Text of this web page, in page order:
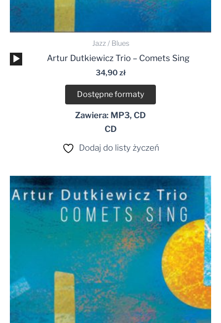
Jazz / Blues
Odtwarzacz
plików
Artur Dutkiewicz Trio – Comets Sing
34,90 zł
Dostępne formaty
Zawiera: MP3, CD
CD
Dodaj do listy życzeń